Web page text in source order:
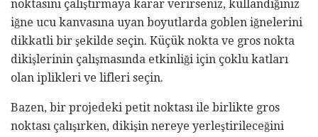
noktasını çalıştırmaya karar verirseniz, kullandığınız
iğne ucu kanvasına uyan boyutlarda goblen iğnelerini
dikkatli bir şekilde seçin. Küçük nokta ve gros nokta
dikişlerinin çalışmasında etkinliği için çoklu katları
olan iplikleri ve lifleri seçin.
Bazen, bir projedeki petit noktası ile birlikte gros
noktası çalışırken, dikişin nereye yerleştirileceğini